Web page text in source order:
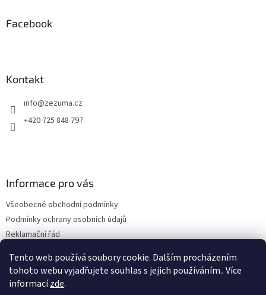
Tento web používá soubory cookie. Dalším procházením
tohoto webu vyjadřujete souhlas s jejich používáním.. Více
informacízde.
Facebook
Kontakt
info@zezuma.cz
+420 725 848 797
Informace pro vás
Všeobecné obchodní podmínky
Podmínky ochrany osobních údajů
Reklamační řád
Napište nám